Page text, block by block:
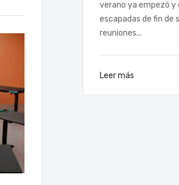
verano ya empezó y
escapadas de fin de
reuniones...
Leer más